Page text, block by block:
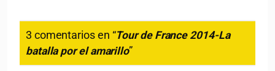
3 comentarios en “Tour de France 2014-La
batalla por el amarillo”